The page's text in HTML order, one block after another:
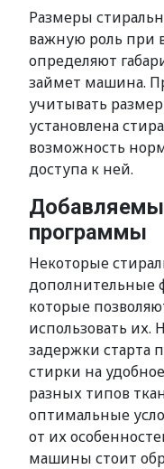
Размеры
важную роль при
определяют
займет машина.
учитывать
установлена
возможность
доступа к ней.
программы
Некоторые
дополнительные
которые
использовать
задержки старта
стирки на
разных типов
оптимальные
от их
машины стоит